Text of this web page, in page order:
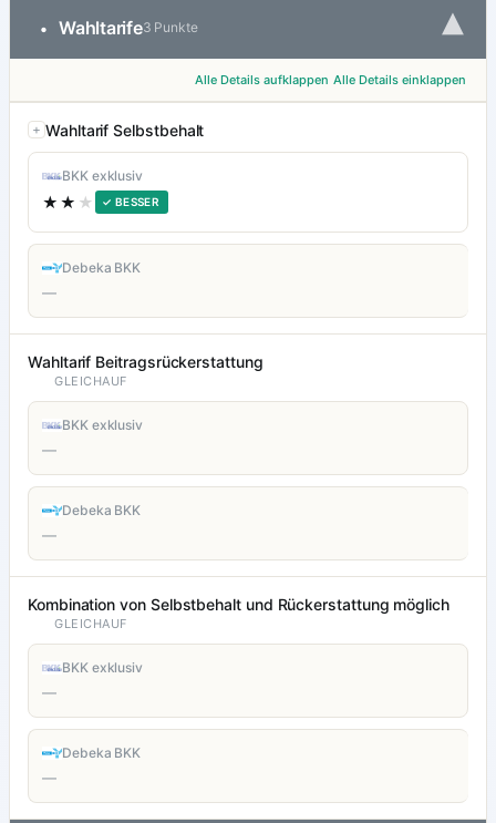
• Wahltarife3 Punkte ▾
Alle Details aufklappen Alle Details einklappen
Wahltarif Selbstbehalt
BKK exklusiv
★★ ★ ✓ BESSER
Debeka BKK
—
Wahltarif Beitragsrückerstattung
GLEICHAUF
BKK exklusiv
—
Debeka BKK
—
Kombination von Selbstbehalt und Rückerstattung möglich
GLEICHAUF
BKK exklusiv
—
Debeka BKK
—